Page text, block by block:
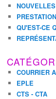
QU'EST-CE
COURRIER
EPLE
CTS - CTA